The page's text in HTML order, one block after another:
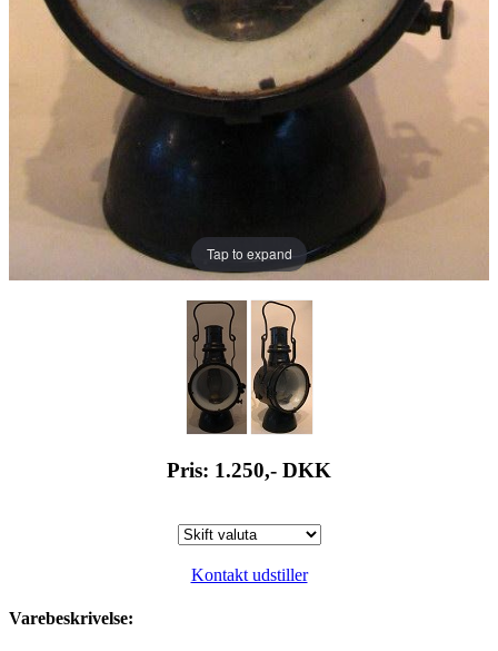
Tap to expand
Pris: 1.250,- DKK
Kontakt udstiller
Varebeskrivelse: